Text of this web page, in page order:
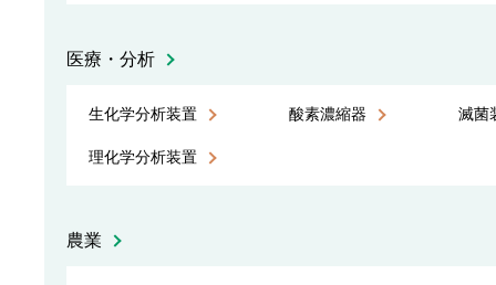
医療・分析
生化学分析装置 酸素濃縮器 滅菌
理化学分析装置
農業